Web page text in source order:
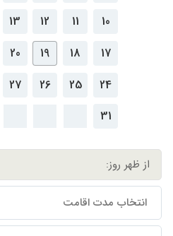
10
11
12
13
17
18
19
20
24
25
26
27
31